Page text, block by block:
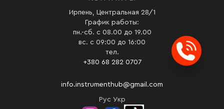
Ирпень, Центральная 28/1
График работы:
пн.-сб. с 08.00 до 19.00
вс. с 09:00 до 16:00
тел.
+380 68 282 0707
info.instrumenthub@gmail.com
Рус Укр